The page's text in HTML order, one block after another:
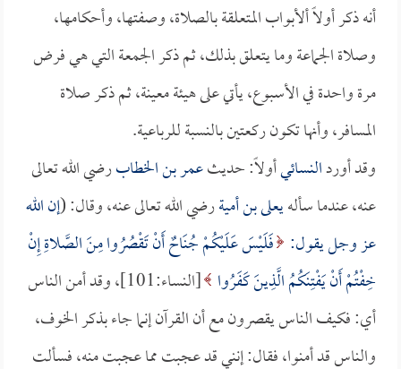
أنه ذكر أولاً ألأبواب المتعلقة بالصلاة، وصفتها، وأحكامها،
وصلاة الجماعة وما يتعلق بذلك، ثم ذكر الجمعة التي هي فرض
مرة واحدة في الأسبوع، يأتي على هيئة معينة، ثم ذكر صلاة
المسافر، وأنها تكون ركعتين بالنسبة للرباعية.
وقد أوردالنسائيأولاً: حديثعمر بن الخطابرضي الله تعالى
عنه، عندما سألهيعلى بن أميةرضي الله تعالى عنه، وقال: (إن الله
عز وجل يقول: فَلَيْسَ عَلَيْكُمْ جُنَاحٌ أَنْ تَقْصُرُوا مِنَ الصَّلاةِ إِنْ
خِفْتُمْ أَنْ يَفْتِنَكُمُ الَّذِينَ كَفَرُوا
[النساء:101]، وقد أمن الناس
أي: فكيف الناس يقصرون مع أن القرآن إنما جاء بذكر الخوف،
والناس قد أمنوا، فقال: إنني قد عجبت مما عجبت منه، فسألت